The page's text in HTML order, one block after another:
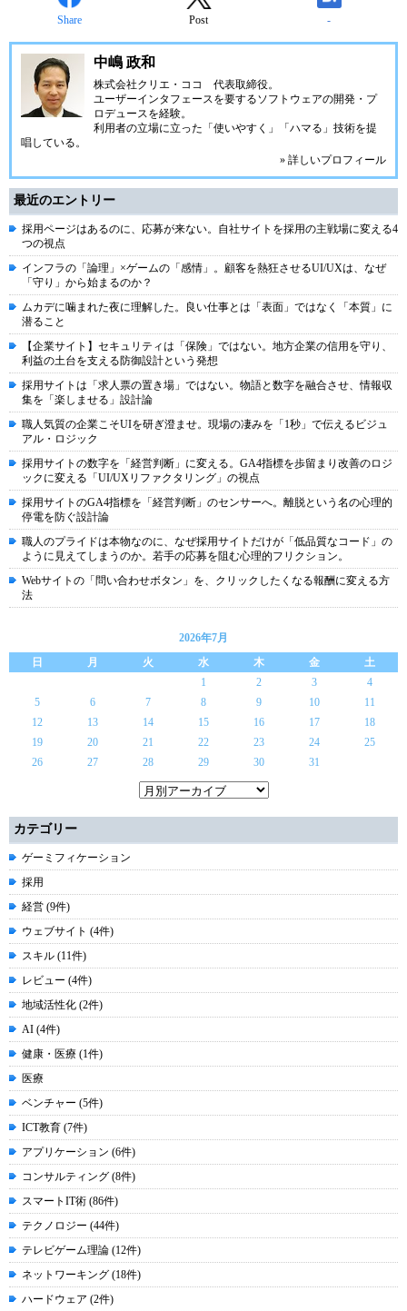
Share Post -
中嶋 政和
株式会社クリエ・ココ
代表取締役。
ユーザーインタフェースを要するソフトウェアの開発・プ
ロデュースを経験。
利用者の立場に立った「使いやすく」「ハマる」技術を提
唱している。
» 詳しいプロフィール
最近のエントリー
採用ページはあるのに、応募が来ない。自社サイトを採用の主戦場に変える4
つの視点
インフラの「論理」×ゲームの「感情」。顧客を熱狂させるUI/UXは、なぜ
「守り」から始まるのか？
ムカデに噛まれた夜に理解した。良い仕事とは「表面」ではなく「本質」に
潜ること
【企業サイト】セキュリティは「保険」ではない。地方企業の信用を守り、
利益の土台を支える防御設計という発想
採用サイトは「求人票の置き場」ではない。物語と数字を融合させ、情報収
集を「楽しませる」設計論
職人気質の企業こそUIを研ぎ澄ませ。現場の凄みを「1秒」で伝えるビジュ
アル・ロジック
採用サイトの数字を「経営判断」に変える。GA4指標を歩留まり改善のロジ
ックに変える「UI/UXリファクタリング」の視点
採用サイトのGA4指標を「経営判断」のセンサーへ。離脱という名の心理的
停電を防ぐ設計論
職人のプライドは本物なのに、なぜ採用サイトだけが「低品質なコード」の
ように見えてしまうのか。若手の応募を阻む心理的フリクション。
Webサイトの「問い合わせボタン」を、クリックしたくなる報酬に変える方
法
2026年7月
日
月 火 水 木 金
土
1
2 3
4
5
6 7 8 9 10
11
12
13 14 15 16 17
18
19
20 21 22 23 24
25
26
27 28 29 30 31
カテゴリー
ゲーミフィケーション
採用
経営 (9件)
ウェブサイト (4件)
スキル (11件)
レビュー (4件)
地域活性化 (2件)
AI (4件)
健康・医療 (1件)
医療
ベンチャー (5件)
ICT教育 (7件)
アプリケーション (6件)
コンサルティング (8件)
スマートIT術 (86件)
テクノロジー (44件)
テレビゲーム理論 (12件)
ネットワーキング (18件)
ハードウェア (2件)